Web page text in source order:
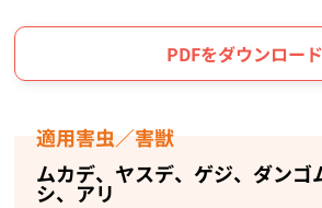
PDFをダウンロード
適用害虫／害獣
ムカデ、ヤスデ、ゲジ、ダンゴ
シ、アリ